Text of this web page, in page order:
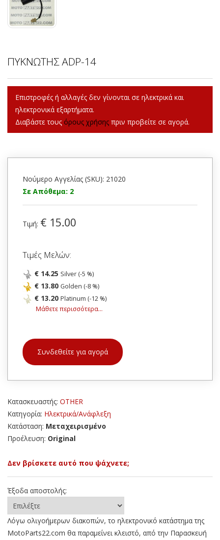
ΠΥΚΝΩΤΗΣ ADP-14
Επιστροφές ή αλλαγές δεν γίνονται σε ηλεκτρικά και
ηλεκτρονικά εξαρτήματα.
Διαβάστε τους όρους χρήσης πριν προβείτε σε αγορά.
Νούμερο Αγγελίας (SKU): 21020
Σε Απόθεμα: 2
Τιμή: € 15.00
Τιμές Μελών:
€ 14.25 Silver (-5 %)
€ 13.80 Golden (-8 %)
€ 13.20 Platinum (-12 %)
Μάθετε περισσότερα...
Συνδεθείτε για αγορά
Κατασκευαστής: OTHER
Κατηγορία: Ηλεκτρικά/Ανάφλεξη
Κατάσταση: Μεταχειρισμένο
Προέλευση: Original
Δεν βρίσκετε αυτό που ψάχνετε;
Έξοδα αποστολής:
Λόγω ολιγοήμερων διακοπών, το ηλεκτρονικό κατάστημα της
MotoParts22.com θα παραμείνει κλειστό, από την Παρασκευή